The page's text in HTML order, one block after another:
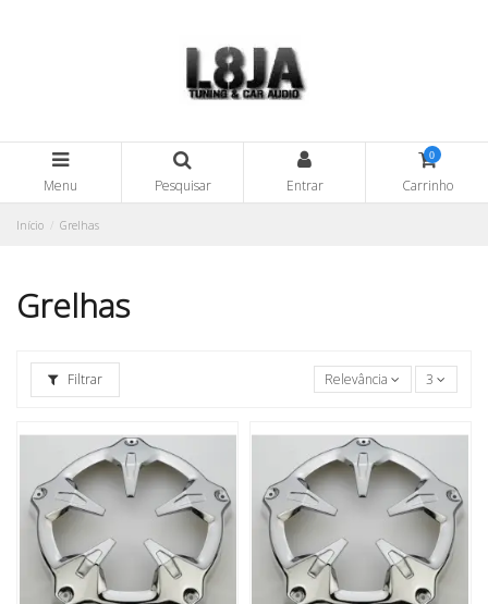
Menu Pesquisar Entrar
0
Carrinho
Início Grelhas
Grelhas
Filtrar Relevância 3